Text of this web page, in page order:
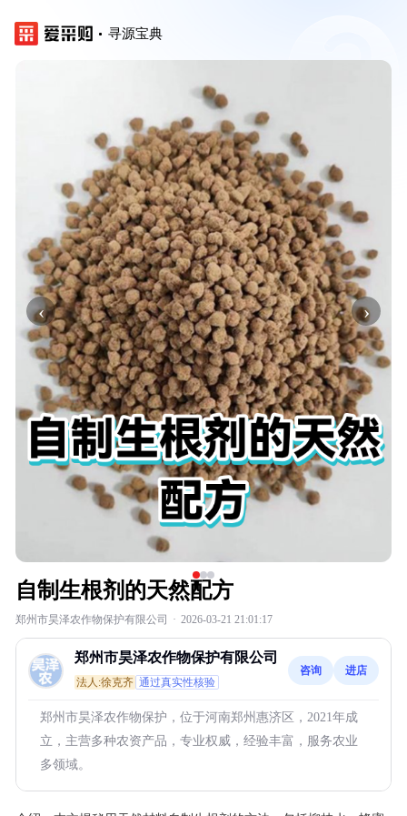
寻源宝典
‹ ›
自制生根剂的天然配方
郑州市昊泽农作物保护有限公司 · 2026-03-21 21:01:17
郑州市昊泽农作物保护有限公司
法人:徐克齐 通过真实性核验
咨询 进店
郑州市昊泽农作物保护，位于河南郑州惠济区，2021年成
立，主营多种农资产品，专业权威，经验丰富，服务农业
多领域。